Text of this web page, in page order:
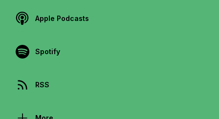
Apple Podcasts
Spotify
RSS